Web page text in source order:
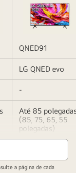
QNED91
LG QNED evo
-
Até 85
(85, 75, 65, 55
polegadas)
a página de cada